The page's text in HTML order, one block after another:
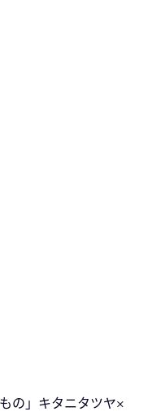
の」キタニタツヤ×